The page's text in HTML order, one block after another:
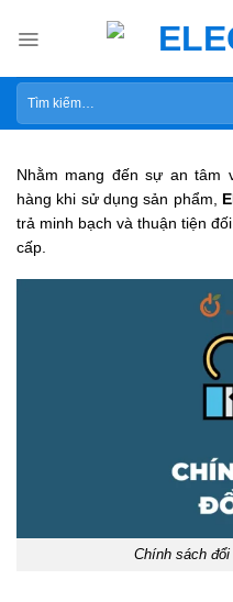
Tìm
kiếm:
Nhằm mang đến sự an tâm
hàng khi sử dụng sản phẩm,
trả minh bạch và thuận tiện
cấp.
Chính sách